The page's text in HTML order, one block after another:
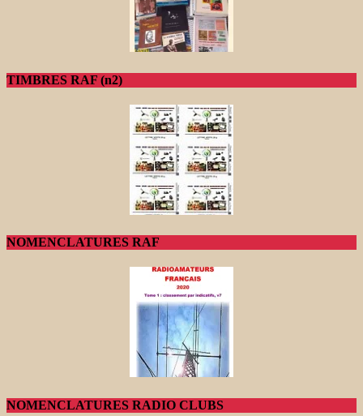
TIMBRES RAF (n2)
NOMENCLATURES RAF
NOMENCLATURES RADIO CLUBS